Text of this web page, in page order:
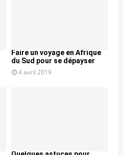
Faire un voyage en Afrique
du Sud pour se dépayser
4 avril 2019